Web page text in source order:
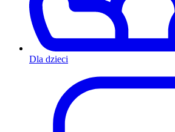
Dla dzieci